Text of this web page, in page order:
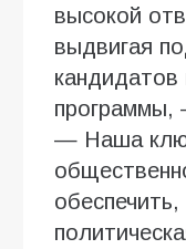
высокой
выдвигая
программы,
— Наша